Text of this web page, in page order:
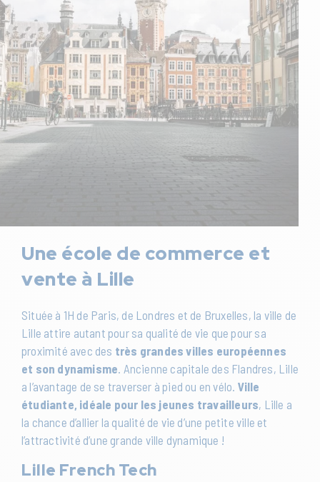
Une école de commerce et
vente à Lille
Située à 1H de Paris, de Londres et de Bruxelles, la ville de
Lille attire autant pour sa qualité de vie que pour sa
proximité avec des très grandes villes européennes
et son dynamisme. Ancienne capitale des Flandres, Lille
a l’avantage de se traverser à pied ou en vélo. Ville
étudiante, idéale pour les jeunes travailleurs, Lille a
la chance d’allier la qualité de vie d’une petite ville et
l’attractivité d’une grande ville dynamique !
Lille French Tech